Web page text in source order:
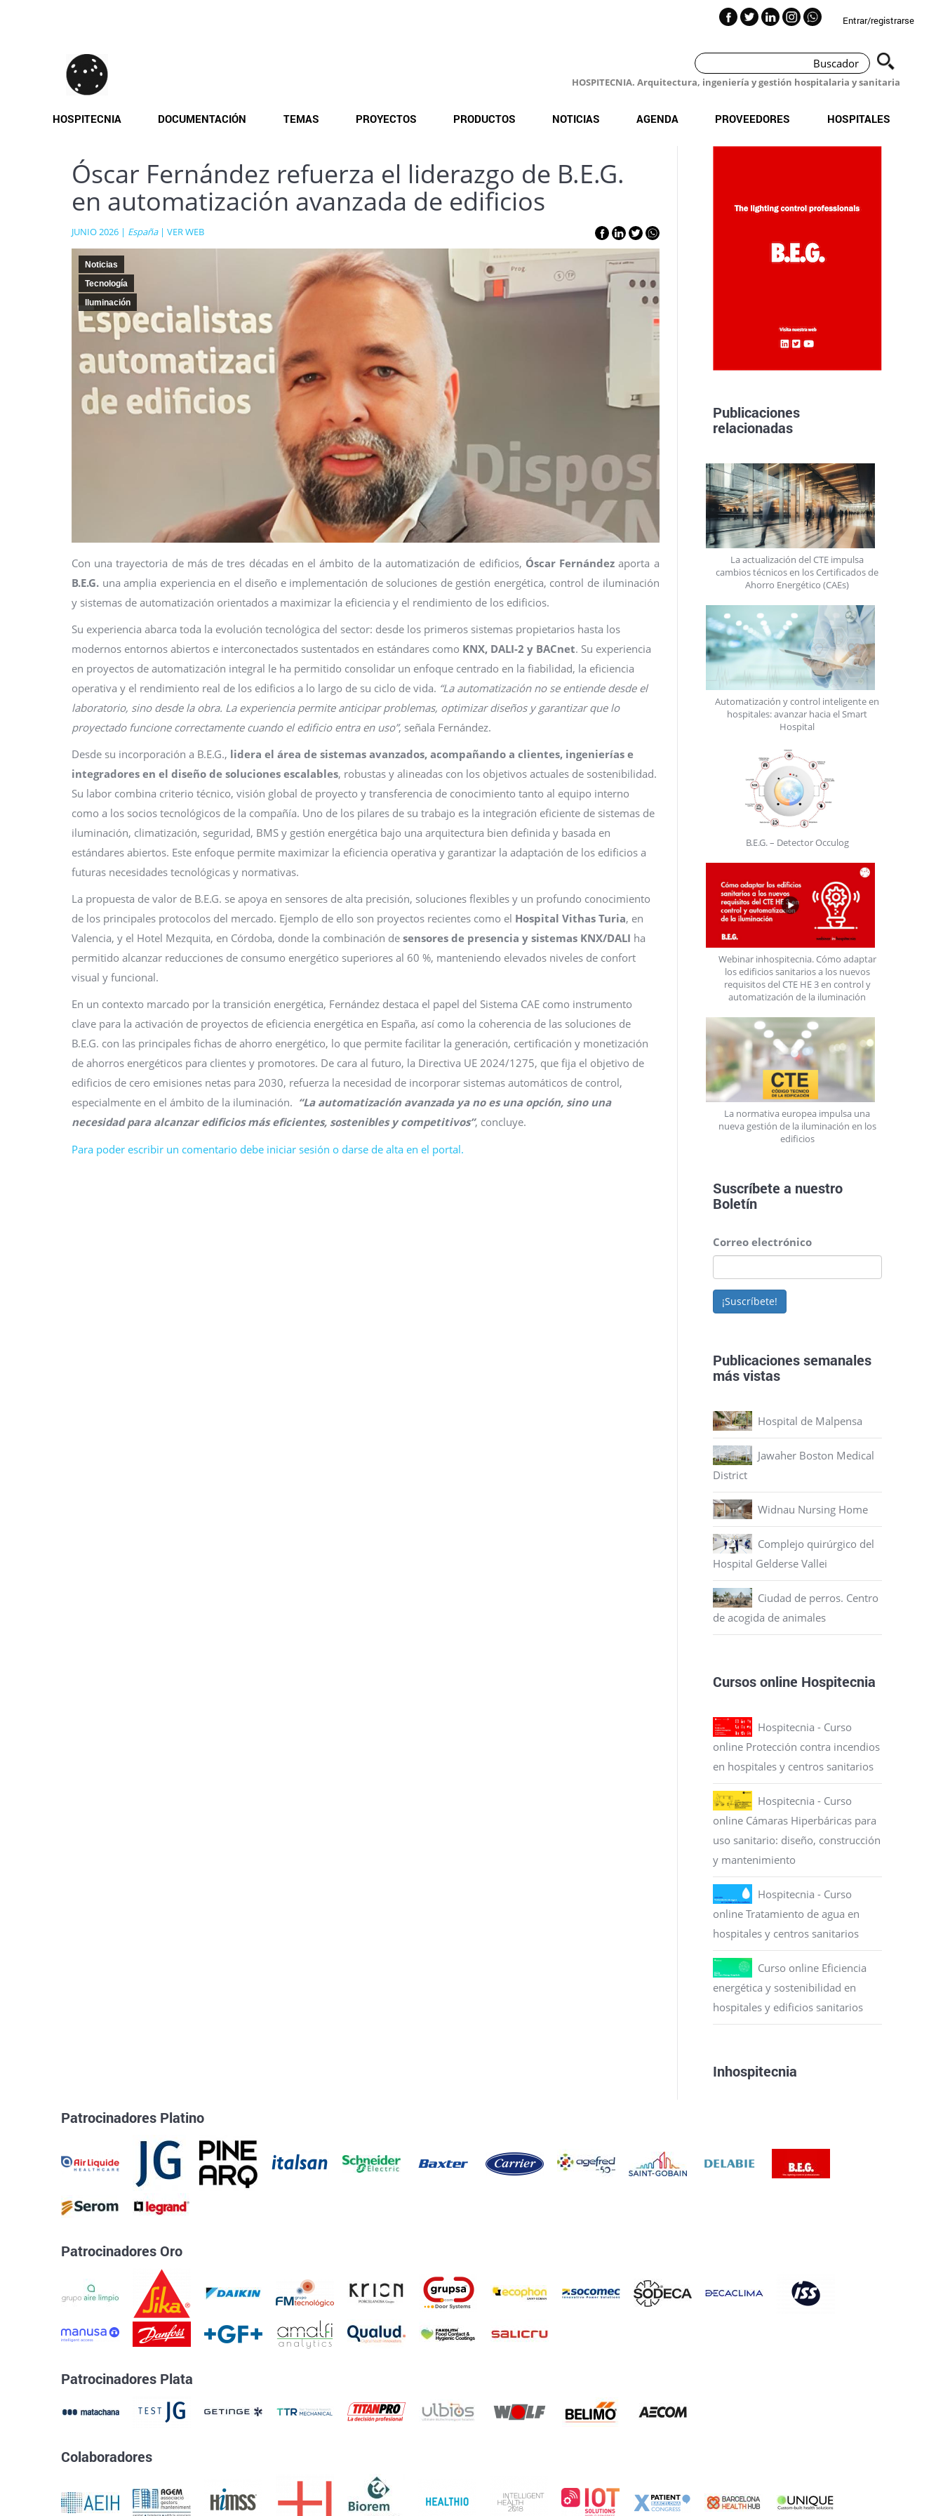
Entrar/registrarse
HOSPITECNIA. Arquitectura, ingeniería y gestión hospitalaria y sanitaria
HOSPITECNIA DOCUMENTACIÓN TEMAS PROYECTOS PRODUCTOS NOTICIAS AGENDA PROVEEDORES HOSPITALES
Óscar Fernández refuerza el liderazgo de B.E.G.
en automatización avanzada de edificios
JUNIO 2026 | España| VER WEB
Noticias
Tecnología
Iluminación
Con una trayectoria de más de tres décadas en el ámbito de la automatización de edificios, Óscar Fernández aporta a
B.E.G. una amplia experiencia en el diseño e implementación de soluciones de gestión energética, control de iluminación
y sistemas de automatización orientados a maximizar la eficiencia y el rendimiento de los edificios.
Su experiencia abarca toda la evolución tecnológica del sector: desde los primeros sistemas propietarios hasta los
modernos entornos abiertos e interconectados sustentados en estándares como KNX, DALI-2 y BACnet. Su experiencia
en proyectos de automatización integral le ha permitido consolidar un enfoque centrado en la fiabilidad, la eficiencia
operativa y el rendimiento real de los edificios a lo largo de su ciclo de vida. “La automatización no se entiende desde el
laboratorio, sino desde la obra. La experiencia permite anticipar problemas, optimizar diseños y garantizar que lo
proyectado funcione correctamente cuando el edificio entra en uso”, señala Fernández.
Desde su incorporación a B.E.G., lidera el área de sistemas avanzados, acompañando a clientes, ingenierías e
integradores en el diseño de soluciones escalables, robustas y alineadas con los objetivos actuales de sostenibilidad.
Su labor combina criterio técnico, visión global de proyecto y transferencia de conocimiento tanto al equipo interno
como a los socios tecnológicos de la compañía. Uno de los pilares de su trabajo es la integración eficiente de sistemas de
iluminación, climatización, seguridad, BMS y gestión energética bajo una arquitectura bien definida y basada en
estándares abiertos. Este enfoque permite maximizar la eficiencia operativa y garantizar la adaptación de los edificios a
futuras necesidades tecnológicas y normativas.
La propuesta de valor de B.E.G. se apoya en sensores de alta precisión, soluciones flexibles y un profundo conocimiento
de los principales protocolos del mercado. Ejemplo de ello son proyectos recientes como el Hospital Vithas Turia, en
Valencia, y el Hotel Mezquita, en Córdoba, donde la combinación de sensores de presencia y sistemas KNX/DALI ha
permitido alcanzar reducciones de consumo energético superiores al 60 %, manteniendo elevados niveles de confort
visual y funcional.
En un contexto marcado por la transición energética, Fernández destaca el papel del Sistema CAE como instrumento
clave para la activación de proyectos de eficiencia energética en España, así como la coherencia de las soluciones de
B.E.G. con las principales fichas de ahorro energético, lo que permite facilitar la generación, certificación y monetización
de ahorros energéticos para clientes y promotores. De cara al futuro, la Directiva UE 2024/1275, que fija el objetivo de
edificios de cero emisiones netas para 2030, refuerza la necesidad de incorporar sistemas automáticos de control,
especialmente en el ámbito de la iluminación. “La automatización avanzada ya no es una opción, sino una
necesidad para alcanzar edificios más eficientes, sostenibles y competitivos”, concluye.
Para poder escribir un comentario debe iniciar sesión o darse de alta en el portal.
Publicaciones
relacionadas
La actualización del CTE impulsa
cambios técnicos en los Certificados de
Ahorro Energético (CAEs)
Automatización y control inteligente en
hospitales: avanzar hacia el Smart
Hospital
B.E.G. – Detector Occulog
Webinar inhospitecnia. Cómo adaptar
los edificios sanitarios a los nuevos
requisitos del CTE HE 3 en control y
automatización de la iluminación
La normativa europea impulsa una
nueva gestión de la iluminación en los
edificios
Suscríbete a nuestro
Boletín
Correo electrónico
¡Suscríbete!
Publicaciones semanales
más vistas
Hospital de Malpensa
Jawaher Boston Medical
District
Widnau Nursing Home
Complejo quirúrgico del
Hospital Gelderse Vallei
Ciudad de perros. Centro
de acogida de animales
Cursos online Hospitecnia
Hospitecnia - Curso
online Protección contra incendios
en hospitales y centros sanitarios
Hospitecnia - Curso
online Cámaras Hiperbáricas para
uso sanitario: diseño, construcción
y mantenimiento
Hospitecnia - Curso
online Tratamiento de agua en
hospitales y centros sanitarios
Curso online Eficiencia
energética y sostenibilidad en
hospitales y edificios sanitarios
Inhospitecnia
Patrocinadores Platino
Patrocinadores Oro
Patrocinadores Plata
Colaboradores